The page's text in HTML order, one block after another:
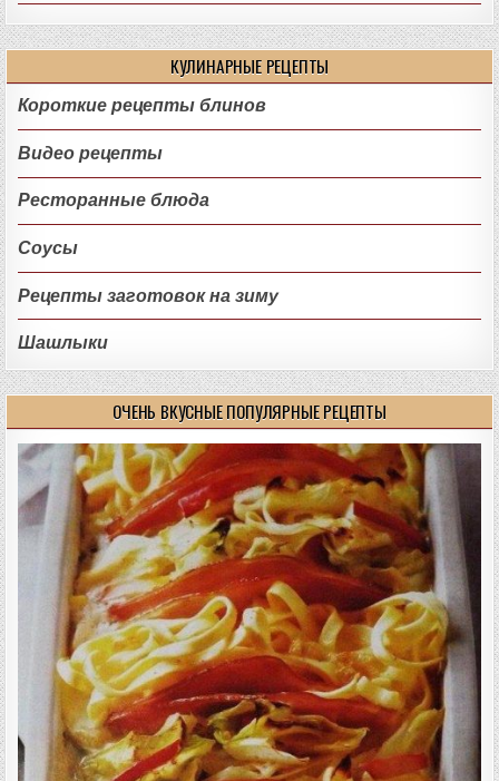
КУЛИНАРНЫЕ РЕЦЕПТЫ
Короткие рецепты блинов
Видео рецепты
Ресторанные блюда
Соусы
Рецепты заготовок на зиму
Шашлыки
ОЧЕНЬ ВКУСНЫЕ ПОПУЛЯРНЫЕ РЕЦЕПТЫ